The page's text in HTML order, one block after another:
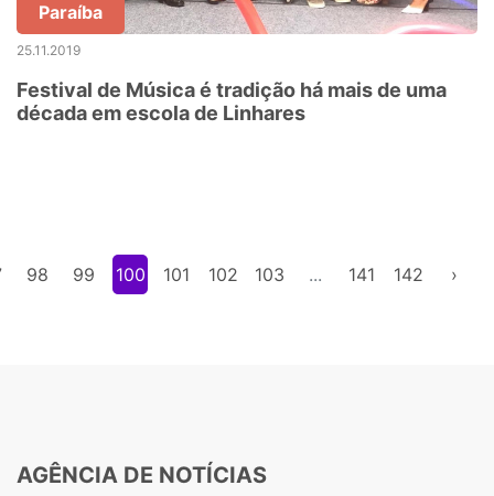
Paraíba
25.11.2019
Festival de Música é tradição há mais de uma
década em escola de Linhares
98 99 100 101 102 103 ... 141 142 ›
AGÊNCIA DE NOTÍCIAS